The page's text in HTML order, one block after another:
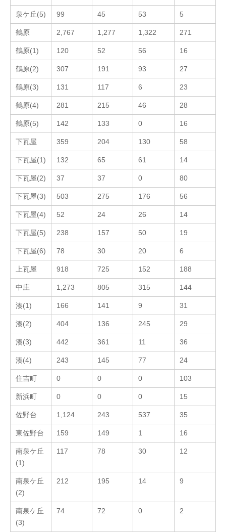
泉ケ丘(5) 99 45 53 5
鶴原 2,767 1,277 1,322 271
鶴原(1) 120 52 56 16
鶴原(2) 307 191 93 27
鶴原(3) 131 117 6 23
鶴原(4) 281 215 46 28
鶴原(5) 142 133 0 16
下瓦屋 359 204 130 58
下瓦屋(1) 132 65 61 14
下瓦屋(2) 37 37 0 80
下瓦屋(3) 503 275 176 56
下瓦屋(4) 52 24 26 14
下瓦屋(5) 238 157 50 19
下瓦屋(6) 78 30 20 6
上瓦屋 918 725 152 188
中庄 1,273 805 315 144
湊(1) 166 141 9 31
湊(2) 404 136 245 29
湊(3) 442 361 11 36
湊(4) 243 145 77 24
住吉町 0 0 0 103
新浜町 0 0 0 15
佐野台 1,124 243 537 35
東佐野台 159 149 1 16
南泉ケ丘
(1)
117 78 30 12
南泉ケ丘
(2)
212 195 14 9
南泉ケ丘
(3)
74 72 0 2